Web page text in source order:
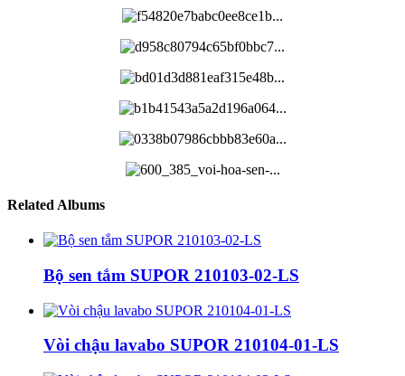
Related Albums
Bộ sen tắm SUPOR 210103-02-LS
Vòi chậu lavabo SUPOR 210104-01-LS